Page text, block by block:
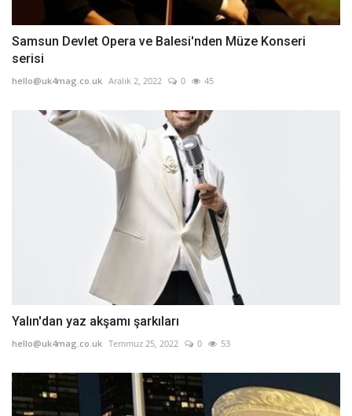
Samsun Devlet Opera ve Balesi'nden Müze Konseri
serisi
hello@uk4mag.co.uk Aralık 2, 2022 0 45
Yalın'dan yaz akşamı şarkıları
hello@uk4mag.co.uk Temmuz 25, 2022 0 53